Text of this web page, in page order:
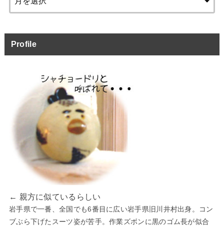
Profile
← 親方に似ているらしい
岩手県で一番、全国でも6番目に広い岩手県旧川井村出身。コン
ブぶら下げたスーツ姿が苦手。作業ズボンに黒のゴム長が似合